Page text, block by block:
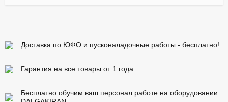
Доставка по ЮФО и пусконаладочные работы - бесплатно!
Гарантия на все товары от 1 года
Бесплатно обучим ваш персонал работе на оборудовании